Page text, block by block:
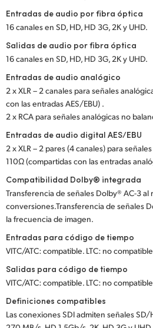
Entradas de audio por fibra óptica
16 canales en SD, HD, HD 3G, 2K y UHD.
Salidas de audio por fibra óptica
16 canales en SD, HD, HD 3G, 2K y UHD.
Entradas de audio analógico
2 x XLR – 2 canales para señales
con las entradas AES/EBU) .
2 x RCA para señales analógicas no
Entradas de audio digital AES/EBU
2 x XLR – 2 pares (4 canales) para
110Ω (compartidas con las entradas
Compatibilidad Dolby® integrada
Transferencia de señales Dolby® AC-3 al
conversiones.Transferencia de señales
la frecuencia de imagen.
Entradas para código de tiempo
VITC/ATC: compatible. LTC: no
Salidas para código de tiempo
VITC/ATC: compatible. LTC: no
Definiciones compatibles
Las conexiones SDI admiten señales